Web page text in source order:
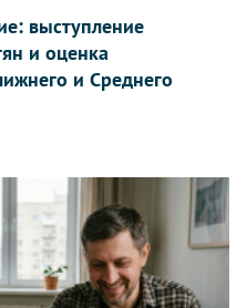
выступление
и оценка
и Среднего